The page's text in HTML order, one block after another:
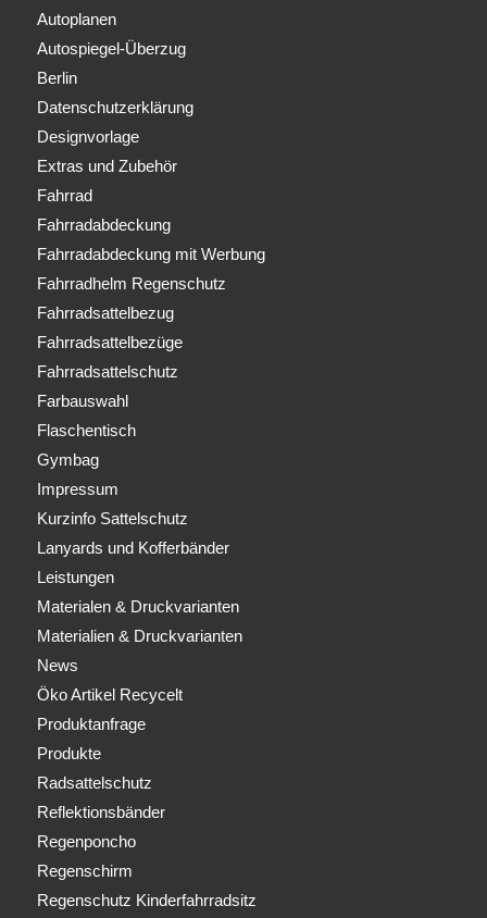
Autoplanen
Autospiegel-Überzug
Berlin
Datenschutzerklärung
Designvorlage
Extras und Zubehör
Fahrrad
Fahrradabdeckung
Fahrradabdeckung mit Werbung
Fahrradhelm Regenschutz
Fahrradsattelbezug
Fahrradsattelbezüge
Fahrradsattelschutz
Farbauswahl
Flaschentisch
Gymbag
Impressum
Kurzinfo Sattelschutz
Lanyards und Kofferbänder
Leistungen
Materialen & Druckvarianten
Materialien & Druckvarianten
News
Öko Artikel Recycelt
Produktanfrage
Produkte
Radsattelschutz
Reflektionsbänder
Regenponcho
Regenschirm
Regenschutz Kinderfahrradsitz